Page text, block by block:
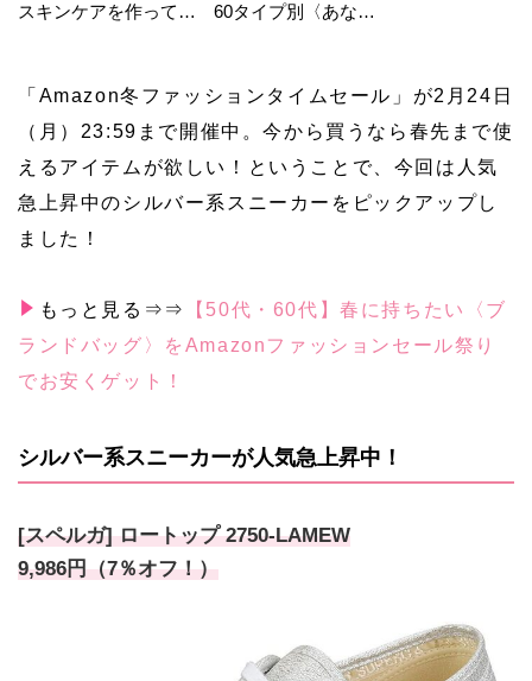
スキンケアを作ってい
60タイプ別〈あなた
「Amazon冬ファッションタイムセール」が2月24日
（月）23:59まで開催中。今から買うなら春先まで使
えるアイテムが欲しい！ということで、今回は人気
急上昇中のシルバー系スニーカーをピックアップし
ました！
もっと見る⇒⇒
【50代・60代】春に持ちたい〈ブ
ランドバッグ〉をAmazonファッションセール祭り
でお安くゲット！
シルバー系スニーカーが人気急上昇中！
[スペルガ] ロートップ 2750-LAMEW
9,986円（7％オフ！）